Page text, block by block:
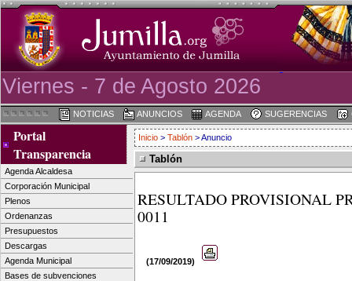
Viernes - 7 de Agosto 2026
NOTICIAS ANUNCIOS AGENDA SUGERENCIAS
Portal
Transparencia
Agenda Alcaldesa
Corporación Municipal
Plenos
Ordenanzas
Presupuestos
Descargas
Agenda Municipal
Bases de subvenciones
Inicio >Tablón > Anuncio
Tablón
RESULTADO PROVISIONAL
0011
(17/09/2019)